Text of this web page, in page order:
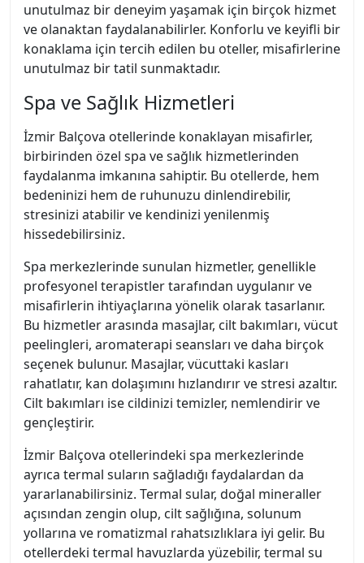
unutulmaz bir deneyim yaşamak için birçok hizmet
ve olanaktan faydalanabilirler. Konforlu ve keyifli bir
konaklama için tercih edilen bu oteller, misafirlerine
unutulmaz bir tatil sunmaktadır.
Spa ve Sağlık Hizmetleri
İzmir Balçova otellerinde konaklayan misafirler,
birbirinden özel spa ve sağlık hizmetlerinden
faydalanma imkanına sahiptir. Bu otellerde, hem
bedeninizi hem de ruhunuzu dinlendirebilir,
stresinizi atabilir ve kendinizi yenilenmiş
hissedebilirsiniz.
Spa merkezlerinde sunulan hizmetler, genellikle
profesyonel terapistler tarafından uygulanır ve
misafirlerin ihtiyaçlarına yönelik olarak tasarlanır.
Bu hizmetler arasında masajlar, cilt bakımları, vücut
peelingleri, aromaterapi seansları ve daha birçok
seçenek bulunur. Masajlar, vücuttaki kasları
rahatlatır, kan dolaşımını hızlandırır ve stresi azaltır.
Cilt bakımları ise cildinizi temizler, nemlendirir ve
gençleştirir.
İzmir Balçova otellerindeki spa merkezlerinde
ayrıca termal suların sağladığı faydalardan da
yararlanabilirsiniz. Termal sular, doğal mineraller
açısından zengin olup, cilt sağlığına, solunum
yollarına ve romatizmal rahatsızlıklara iyi gelir. Bu
otellerdeki termal havuzlarda yüzebilir, termal su